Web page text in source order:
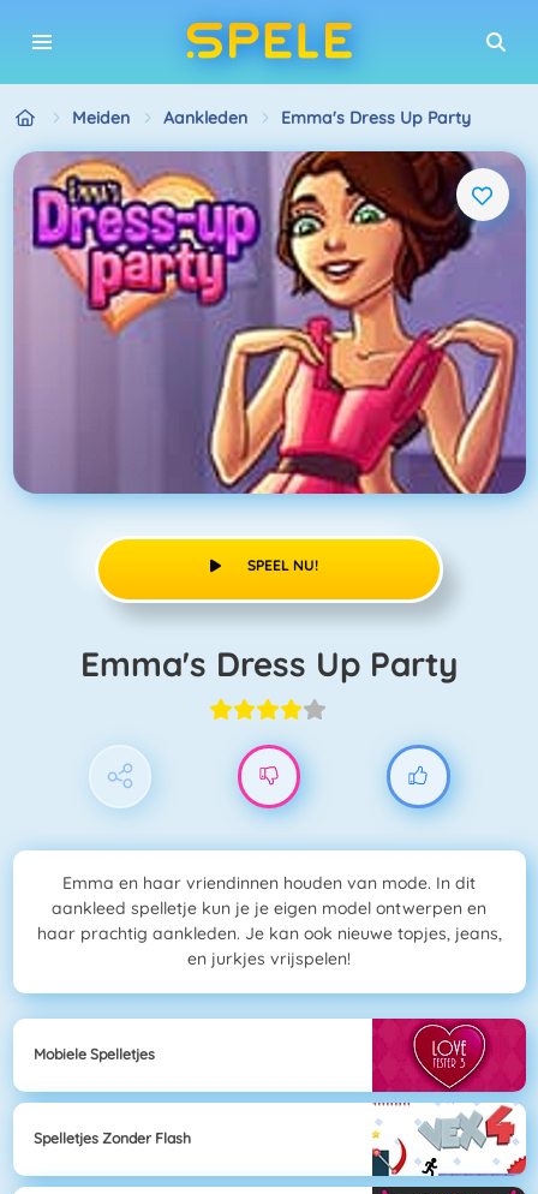
Meiden Aankleden Emma's Dress Up Party
SPEEL NU!
Emma's Dress Up Party
Emma en haar vriendinnen houden van mode. In dit
aankleed spelletje kun je je eigen model ontwerpen en
haar prachtig aankleden. Je kan ook nieuwe topjes, jeans,
en jurkjes vrijspelen!
Mobiele Spelletjes
Spelletjes Zonder Flash